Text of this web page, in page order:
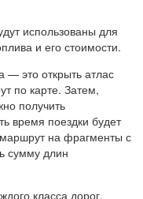
использованы для
и его стоимости.
— это открыть атлас
по карте. Затем,
получить
время поездки будет
на фрагменты с
сумму длин
класса дорог,